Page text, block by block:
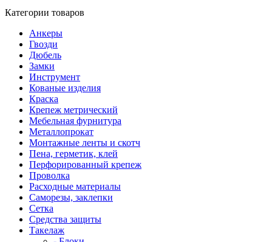
Категории товаров
Анкеры
Гвозди
Дюбель
Замки
Инструмент
Кованые изделия
Краска
Крепеж метрический
Мебельная фурнитура
Металлопрокат
Монтажные ленты и скотч
Пена, герметик, клей
Перфорированный крепеж
Проволка
Расходные материалы
Саморезы, заклепки
Сетка
Средства защиты
Такелаж